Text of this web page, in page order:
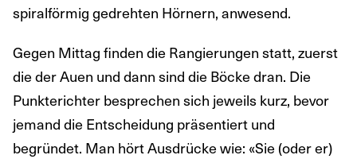
spiralförmig gedrehten Hörnern, anwesend.
Gegen Mittag finden die Rangierungen statt, zuerst
die der Auen und dann sind die Böcke dran. Die
Punkterichter besprechen sich jeweils kurz, bevor
jemand die Entscheidung präsentiert und
begründet. Man hört Ausdrücke wie: «Sie (oder er)